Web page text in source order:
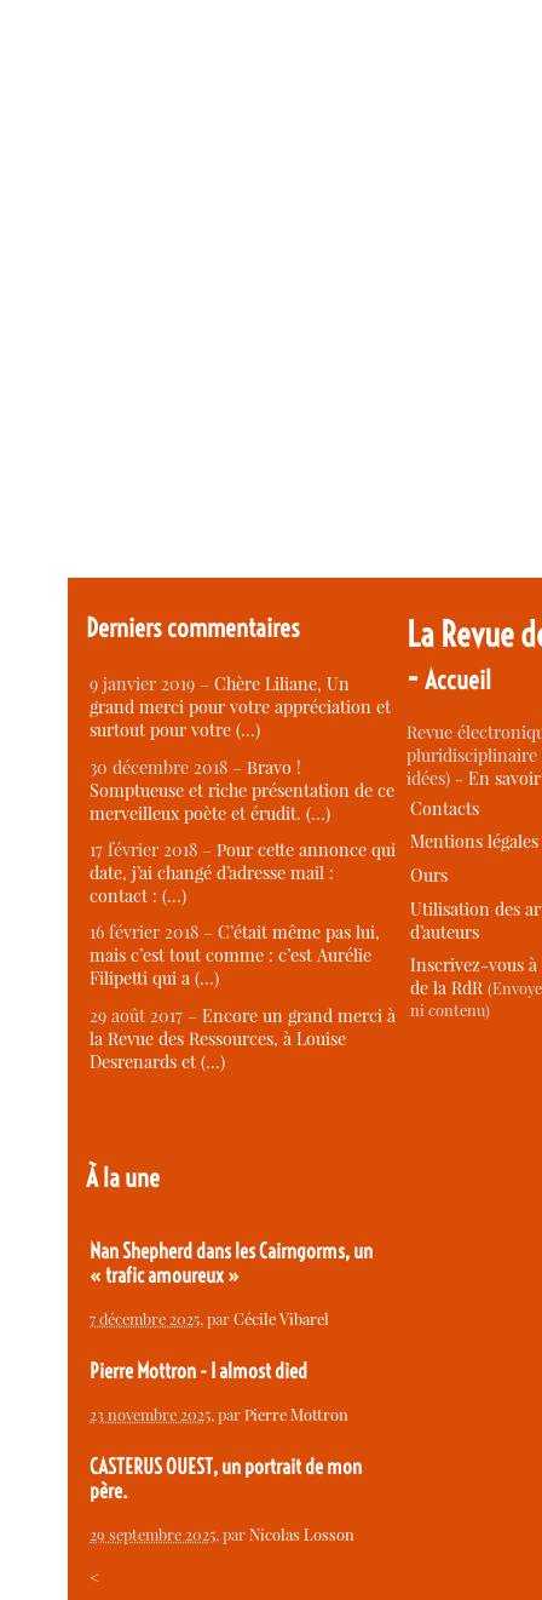
Derniers commentaires
9 janvier 2019 –Chère Liliane, Un
grand merci pour votre appréciation et
surtout pour votre (…)
30 décembre 2018 –Bravo !
Somptueuse et riche présentation de ce
merveilleux poète et érudit. (…)
17 février 2018 –Pour cette annonce qui
date, j’ai changé d’adresse mail :
contact : (…)
16 février 2018 –C’était même pas lui,
mais c’est tout comme : c’est Aurélie
Filipetti qui a (…)
29 août 2017 –Encore un grand merci à
la Revue des Ressources, à Louise
Desrenards et (…)
À la une
Nan Shepherd dans les Cairngorms, un
« trafic amoureux »
7 décembre 2025, parCécile Vibarel
Pierre Mottron - I almost died
23 novembre 2025, parPierre Mottron
CASTERUS OUEST, un portrait de mon
père.
29 septembre 2025, parNicolas Losson
<
La Revue
-Accueil
Revue
idées) -En
Contacts
Mentions légales
Ours
Utilisation des
d’auteurs
Inscrivez-vous
de la RdR
ni contenu)